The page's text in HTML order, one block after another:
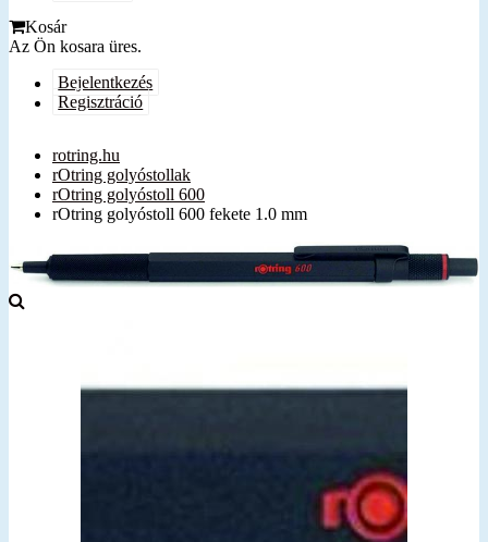
Kosár
Az Ön kosara üres.
Bejelentkezés
Regisztráció
rotring.hu
rOtring golyóstollak
rOtring golyóstoll 600
rOtring golyóstoll 600 fekete 1.0 mm